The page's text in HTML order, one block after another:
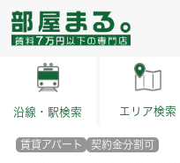
沿線・駅検索 エリア検索
賃貸アパート 契約金分割可